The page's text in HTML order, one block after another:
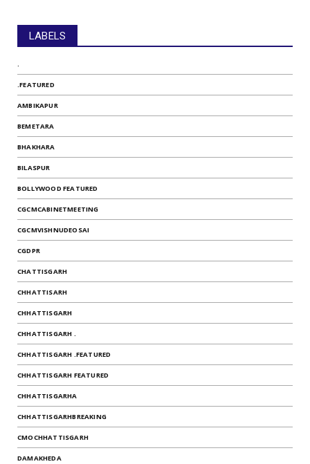
LABELS
.
.FEATURED
AMBIKAPUR
BEMETARA
BHAKHARA
BILASPUR
BOLLYWOOD FEATURED
CGCMCABINETMEETING
CGCMVISHNUDEOSAI
CGDPR
CHATTISGARH
CHHATTISARH
CHHATTISGARH
CHHATTISGARH .
CHHATTISGARH .FEATURED
CHHATTISGARH FEATURED
CHHATTISGARHA
CHHATTISGARHBREAKING
CMOCHHATTISGARH
DAMAKHEDA